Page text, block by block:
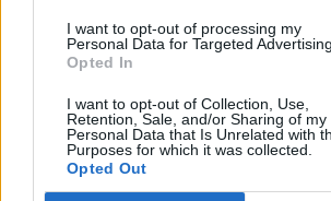
I want to opt-out of processing my
Personal Data for Targeted Advertising.
Opted In
I want to opt-out of Collection, Use,
Retention, Sale, and/or Sharing of my
Personal Data that Is Unrelated with
Purposes for which it was collected.
Opted Out
Előfizetés
MÁR ELŐFIZETŐNK VAGY?